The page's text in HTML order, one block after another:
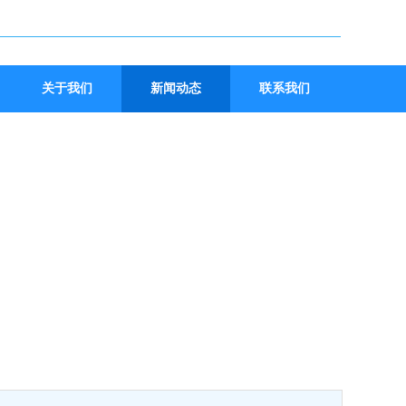
关于我们 新闻动态 联系我们